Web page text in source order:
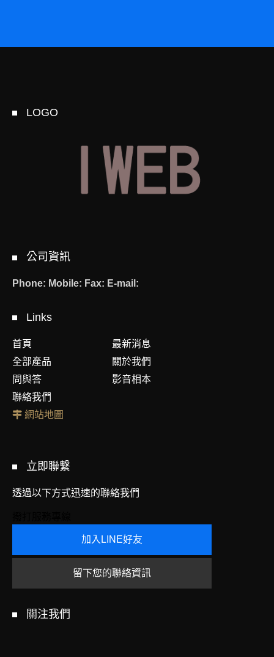
LOGO
公司資訊
Phone: Mobile: Fax: E-mail:
Links
首頁
最新消息
全部產品
關於我們
問與答
影音相本
聯絡我們
網站地圖
立即聯繫
透過以下方式迅速的聯絡我們
加入LINE好友
留下您的聯絡資訊
關注我們